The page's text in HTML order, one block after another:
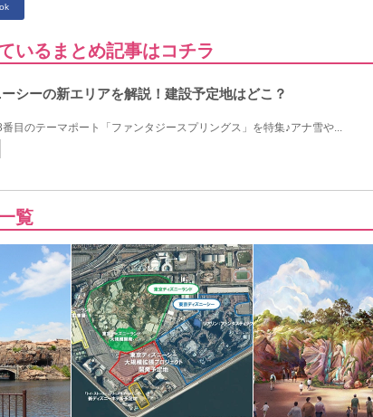
いるまとめ記事はコチラ
シーの新エリアを解説！建設予定地はどこ？
目のテーマポート「ファンタジースプリングス」を特集♪アナ雪や...
覧